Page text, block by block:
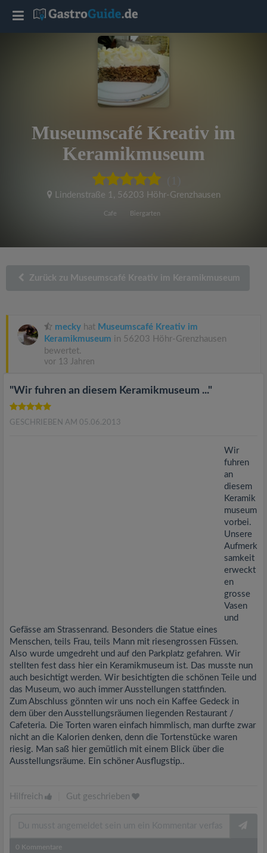
Museumscafé Kreativ im
Keramikmuseum
Lindenstraße 1 , 56203 Höhr-Grenzhausen
Cafe Biergarten
Zurück zu Museumscafé Kreativ im Keramikmuseum
mecky hat Museumscafé Kreativ im
Keramikmuseum in 56203 Höhr-Grenzhausen
bewertet.
vor 13 Jahren
"Wir fuhren an diesem Keramikmuseum ..."
GESCHRIEBEN AM 05.06.2013
Wir
fuhren
an
diesem
Keramik
museum
vorbei.
Unsere
Aufmerk
samkeit
erweckt
en
grosse
Vasen
und
Gefässe am Strassenrand. Besonders die Statue eines
Menschen, teils Frau, teils Mann mit riesengrossen Füssen.
Also wurde umgedreht und auf den Parkplatz gefahren. Wir
stellten fest dass hier ein Keramikmuseum ist. Das musste nun
auch besichtigt werden. Wir besichtigten die schönen Teile und
das Museum, wo auch immer Ausstellungen stattfinden.
Zum Abschluss gönnten wir uns noch ein Kaffee Gedeck in
dem über den Ausstellungsräumen liegenden Restaurant /
Cafeteria. Die Torten waren einfach himmlisch, man durfte zwar
nicht an die Kalorien denken, denn die Tortenstücke waren
riesig. Man saß hier gemütlich mit einem Blick über die
Ausstellungsräume. Ein schöner Ausflugstip..
Hilfreich Gut geschrieben
0 Kommentare
T
g
t
i